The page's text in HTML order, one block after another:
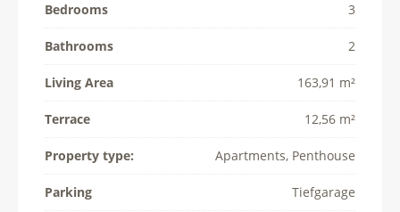
Bedrooms 3
Bathrooms 2
Living Area 163,91 m²
Terrace 12,56 m²
Property type: Apartments, Penthouse
Parking Tiefgarage